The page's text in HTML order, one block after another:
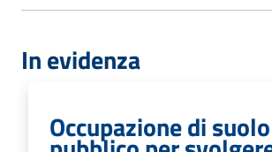
In evidenza
Occupazione di suolo